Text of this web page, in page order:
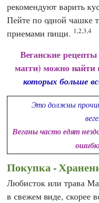
рекомендуют варить
Пейте по одной чашке
приемами пищи. 1,2,3,4
Веганские
магги) можно найти
которых больше
Это должны
Веганы часто едят
Покупка -
Любисток или трава
в свежем виде, скорее